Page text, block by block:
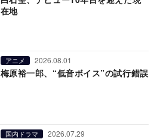
在地
アニメ 2026.08.01
梅原裕一郎、“低音ボイス”の試行錯誤
国内ドラマ 2026.07.29